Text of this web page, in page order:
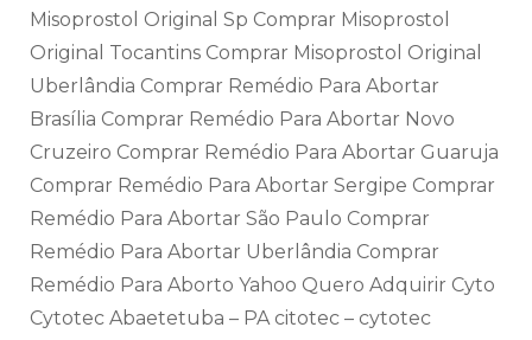
Misoprostol Original Sp Comprar Misoprostol
Original Tocantins Comprar Misoprostol Original
Uberlândia Comprar Remédio Para Abortar
Brasília Comprar Remédio Para Abortar Novo
Cruzeiro Comprar Remédio Para Abortar Guaruja
Comprar Remédio Para Abortar Sergipe Comprar
Remédio Para Abortar São Paulo Comprar
Remédio Para Abortar Uberlândia Comprar
Remédio Para Aborto Yahoo Quero Adquirir Cyto
Cytotec Abaetetuba – PA citotec – cytotec